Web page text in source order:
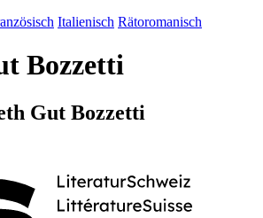
Italienisch Rätoromanisch
Bozzetti
Gut Bozzetti